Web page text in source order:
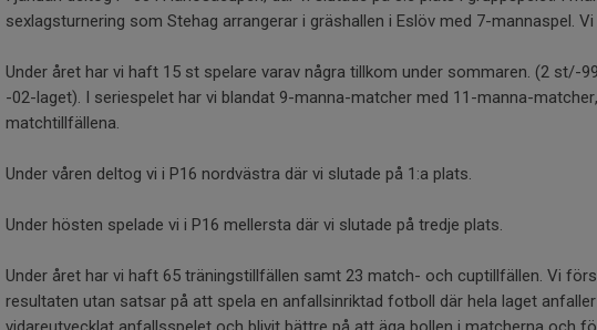
sexlagsturnering som Stehag arrangerar i gräshallen i Eslöv med 7-mannaspel.
Under året har vi haft 15 st spelare varav några tillkom under sommaren. (2 st/-
-02-laget). I seriespelet har vi blandat 9-manna-matcher med 11-manna-
matchtillfällena.
Under våren deltog vi i P16 nordvästra där vi slutade på 1:a plats.
Under hösten spelade vi i P16 mellersta där vi slutade på tredje plats.
Under året har vi haft 65 träningstillfällen samt 23 match- och cuptillfällen. Vi
resultaten utan satsar på att spela en anfallsinriktad fotboll där hela laget